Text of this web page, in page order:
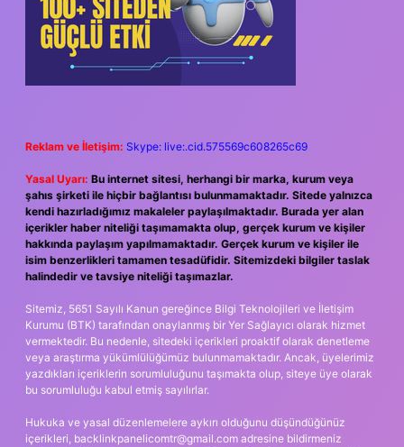
Reklam ve İletişim: Skype: live:.cid.575569c608265c69
Yasal Uyarı: Bu internet sitesi, herhangi bir marka, kurum veya
şahıs şirketi ile hiçbir bağlantısı bulunmamaktadır. Sitede yalnızca
kendi hazırladığımız makaleler paylaşılmaktadır. Burada yer alan
içerikler haber niteliği taşımamakta olup, gerçek kurum ve kişiler
hakkında paylaşım yapılmamaktadır. Gerçek kurum ve kişiler ile
isim benzerlikleri tamamen tesadüfidir. Sitemizdeki bilgiler taslak
halindedir ve tavsiye niteliği taşımazlar.
Sitemiz, 5651 Sayılı Kanun gereğince Bilgi Teknolojileri ve İletişim
Kurumu (BTK) tarafından onaylanmış bir Yer Sağlayıcı olarak hizmet
vermektedir. Bu nedenle, sitedeki içerikleri proaktif olarak denetleme
veya araştırma yükümlülüğümüz bulunmamaktadır. Ancak, üyelerimiz
yazdıkları içeriklerin sorumluluğunu taşımakta olup, siteye üye olarak
bu sorumluluğu kabul etmiş sayılırlar.
Hukuka ve yasal düzenlemelere aykırı olduğunu düşündüğünüz
içerikleri, backlinkpanelicomtr@gmail.com adresine bildirmeniz